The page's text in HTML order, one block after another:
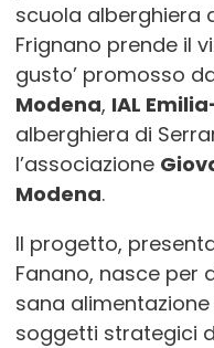
scuola alberghiera
Frignano prende il
gusto’ promosso
Modena, IAL
alberghiera di
l’associazione
Modena.
Il progetto,
Fanano, nasce per
sana
soggetti strategici